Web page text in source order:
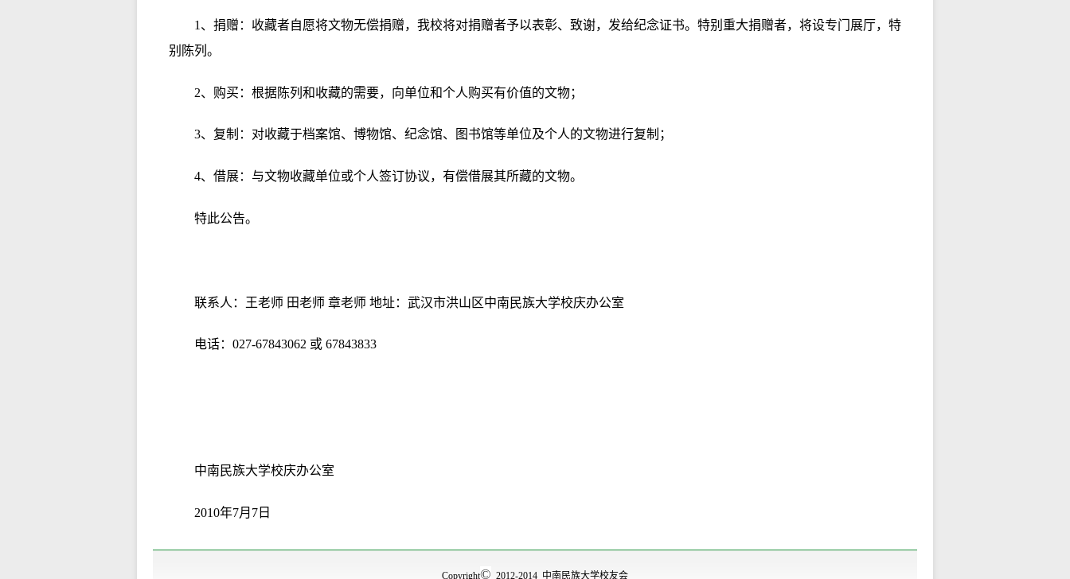
1、捐赠：收藏者自愿将文物无偿捐赠，我校将对捐赠者予以表彰、致谢，发给纪念证书。特别重大捐赠者，将设专门展厅，特
别陈列。
2、购买：根据陈列和收藏的需要，向单位和个人购买有价值的文物；
3、复制：对收藏于档案馆、博物馆、纪念馆、图书馆等单位及个人的文物进行复制；
4、借展：与文物收藏单位或个人签订协议，有偿借展其所藏的文物。
特此公告。
联系人：王老师 田老师 章老师 地址：武汉市洪山区中南民族大学校庆办公室
电话：027-67843062 或 67843833
中南民族大学校庆办公室
2010年7月7日
Copyright© 2012-2014 中南民族大学校友会